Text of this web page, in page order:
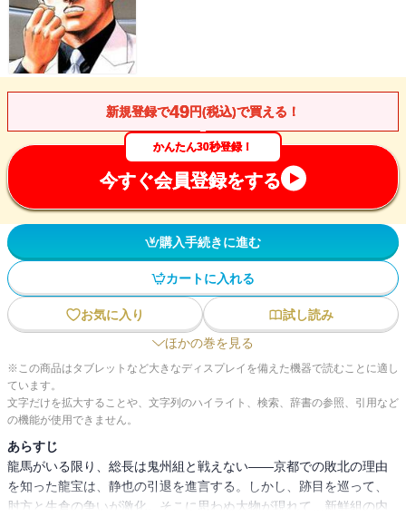
新規登録で49円(税込)で買える！
かんたん30秒登録！
今すぐ会員登録をする
購入手続きに進む
カートに入れる
お気に入り
試し読み
ほかの巻を見る
※この商品はタブレットなど大きなディスプレイを備えた機器で読むことに適し
ています。
文字だけを拡大することや、文字列のハイライト、検索、辞書の参照、引用など
の機能が使用できません。
あらすじ
龍馬がいる限り、総長は鬼州組と戦えない――京都での敗北の理由
を知った龍宝は、静也の引退を進言する。しかし、跡目を巡って、
肘方と生倉の争いが激化。そこに思わぬ大物が現れて…新鮮組の内